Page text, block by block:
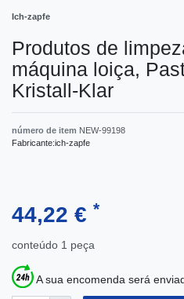
Ich-zapfe
Produtos de
máquina loiça,
Kristall-Klar
número de item NEW-99198
Fabricante:ich-zapfe
44,22 € *
conteúdo 1 peça
A sua encomenda será